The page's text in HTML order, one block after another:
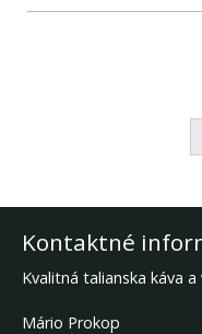
Kontaktné
Kvalitná talianska káva
Mário Prokop